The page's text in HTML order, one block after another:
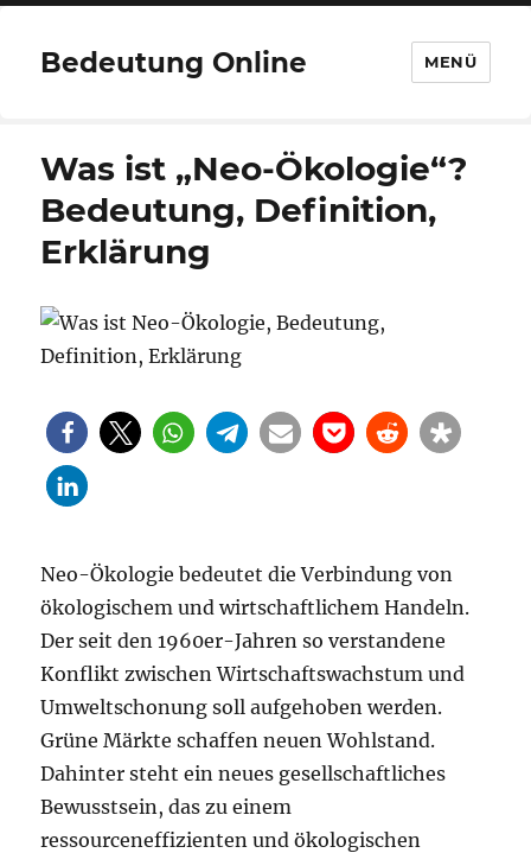
Bedeutung Online MENÜ
Was ist „Neo-Ökologie“?
Bedeutung, Definition,
Erklärung
Neo-Ökologie bedeutet die Verbindung von
ökologischem und wirtschaftlichem Handeln.
Der seit den 1960er-Jahren so verstandene
Konflikt zwischen Wirtschaftswachstum und
Umweltschonung soll aufgehoben werden.
Grüne Märkte schaffen neuen Wohlstand.
Dahinter steht ein neues gesellschaftliches
Bewusstsein, das zu einem
ressourceneffizienten und ökologischen